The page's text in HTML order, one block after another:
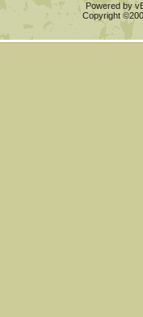
Powered by
Copyright